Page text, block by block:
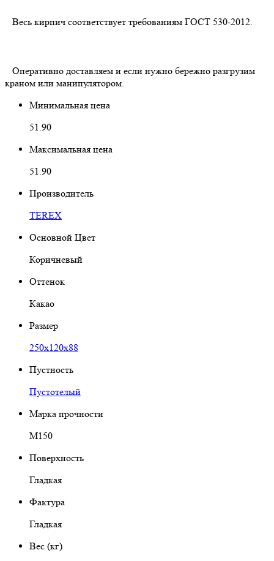
Весь кирпич соответствует требованиям ГОСТ 530-2012.
Оперативно доставляем и если нужно бережно разгрузим
краном или манипулятором.
Минимальная цена
51.90
Максимальная цена
51.90
Производитель
TEREX
Основной Цвет
Коричневый
Оттенок
Какао
Размер
250х120х88
Пустность
Пустотелый
Марка прочности
М150
Поверхность
Гладкая
Фактура
Гладкая
Вес (кг)